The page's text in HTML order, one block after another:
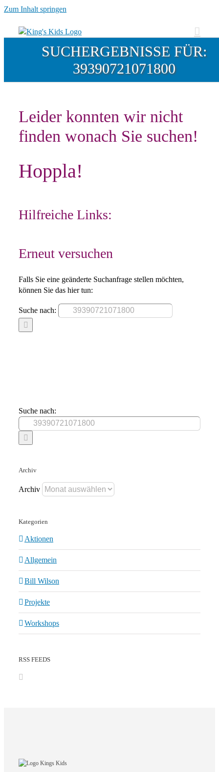
Zum Inhalt springen
SUCHERGEBNISSE FÜR:
39390721071800
Leider konnten wir nicht
finden wonach Sie suchen!
Hoppla!
Hilfreiche Links:
Erneut versuchen
Falls Sie eine geänderte Suchanfrage stellen möchten,
können Sie das hier tun:
Suche nach:
Suche nach:
Archiv
Archiv
Kategorien
Aktionen
Allgemein
Bill Wilson
Projekte
Workshops
RSS FEEDS